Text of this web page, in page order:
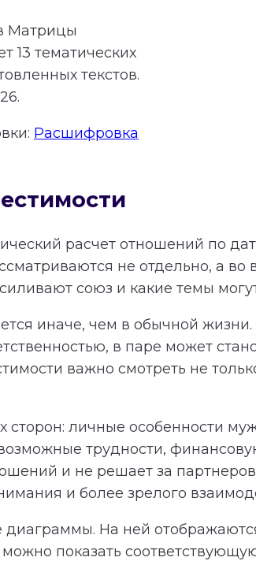
Матрицы
13 тематических
текстов.
Расшифровка
расчет отношений по
не отдельно, а
союз и какие темы
иначе, чем в обычной жизни.
в паре может
важно смотреть не
сторон: личные особенности
трудности,
и не решает за
и более зрелого
диаграммы. На ней
показать